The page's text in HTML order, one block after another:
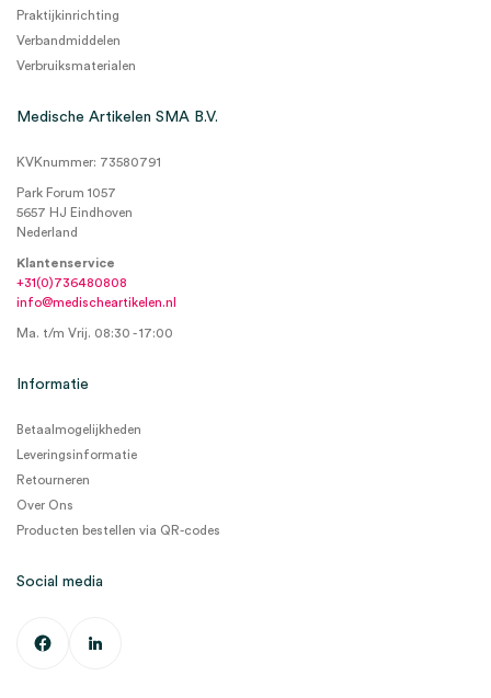
Praktijkinrichting
Verbandmiddelen
Verbruiksmaterialen
Medische Artikelen SMA B.V.
KVKnummer: 73580791
Park Forum 1057
5657 HJ Eindhoven
Nederland
Klantenservice
+31(0)736480808
info@medischeartikelen.nl
Ma. t/m Vrij. 08:30 - 17:00
Informatie
Betaalmogelijkheden
Leveringsinformatie
Retourneren
Over Ons
Producten bestellen via QR-codes
Social media